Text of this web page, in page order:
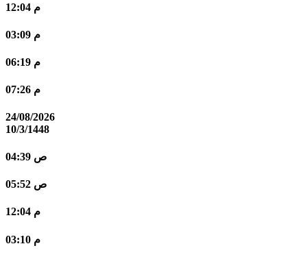
12:04 م
03:09 م
06:19 م
07:26 م
24/08/2026
10/3/1448
04:39 ص
05:52 ص
12:04 م
03:10 م